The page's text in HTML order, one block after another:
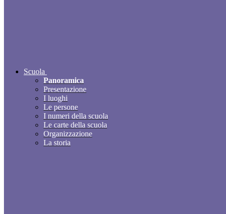
Scuola
Panoramica
Presentazione
I luoghi
Le persone
I numeri della scuola
Le carte della scuola
Organizzazione
La storia